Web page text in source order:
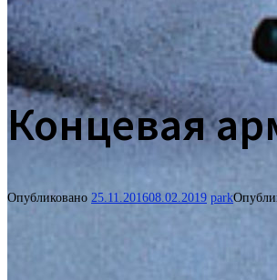
Концевая
Опубликовано 25.11.201608.02.2019 park